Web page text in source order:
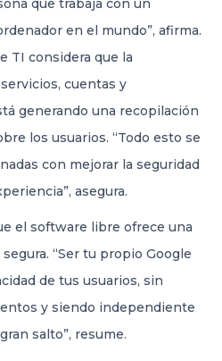
que trabaja con un
en el mundo”, afirma.
TI considera que la
cuentas y
generando una recopilación
los usuarios. “Todo esto se
con mejorar la seguridad
asegura.
el software libre ofrece una
“Ser tu propio Google
de tus usuarios, sin
y siendo independiente
salto”, resume.